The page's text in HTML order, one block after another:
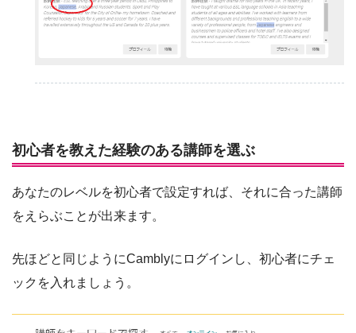
初心者を教えた経験のある講師を選ぶ
あなたのレベルを初心者で設定すれば、それに合った講師
をえらぶことが出来ます。
先ほどと同じようにCamblyにログインし、初心者にチェ
ックを入れましょう。